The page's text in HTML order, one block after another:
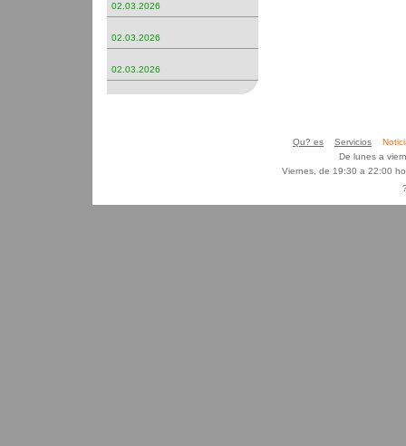
02.03.2026
02.03.2026
02.03.2026
Qu? es Servicios
De lunes a
Viernes, de 19:30 a 22:00